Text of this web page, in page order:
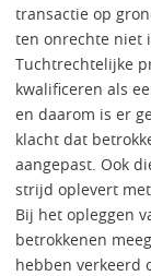
transactie op
ten onrechte niet
Tuchtrechtelijke
kwalificeren als
en daarom is er
klacht dat
aangepast. Ook
strijd oplevert
Bij het opleggen
betrokkenen
hebben verkeerd